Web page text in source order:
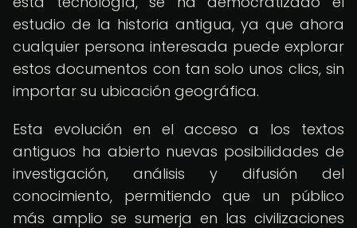
estudio de la historia antigua, ya que ahora
cualquier persona interesada puede explorar
estos documentos con tan solo unos clics, sin
importar su ubicación geográfica.
Esta evolución en el acceso a los textos
antiguos ha abierto nuevas posibilidades de
investigación, análisis y difusión del
conocimiento, permitiendo que un público
más amplio se sumerja en las civilizaciones